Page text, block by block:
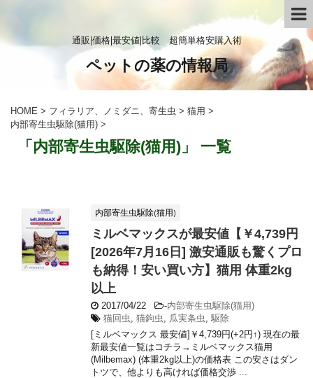
通販|価格|最安値|比較 超簡単格安購入術
ペットの薬の情報局
HOME > フィラリア、ノミダニ、寄生虫 > 猫用 >
内部寄生虫駆除(猫用) >
「内部寄生虫駆除(猫用)」 一覧
内部寄生虫駆除(猫用)
ミルベマックスが最安値【￥4,739円
[2026年7月16日] 激安通販も驚くプロ
も納得！安い買い方】猫用 体重2kg
以上
2017/04/22 -内部寄生虫駆除(猫用)
猫回虫, 猫鉤虫, 瓜実条虫, 駆除
[ミルベマックス 最安値]￥4,739円(+2円↑) 現在の最
新最安値一覧はコチラ→ミルベマックス猫用
(Milbemax) (体重2kg以上)の価格表 この安さはダン
トツで、他よりも高ければ価格交渉 ...